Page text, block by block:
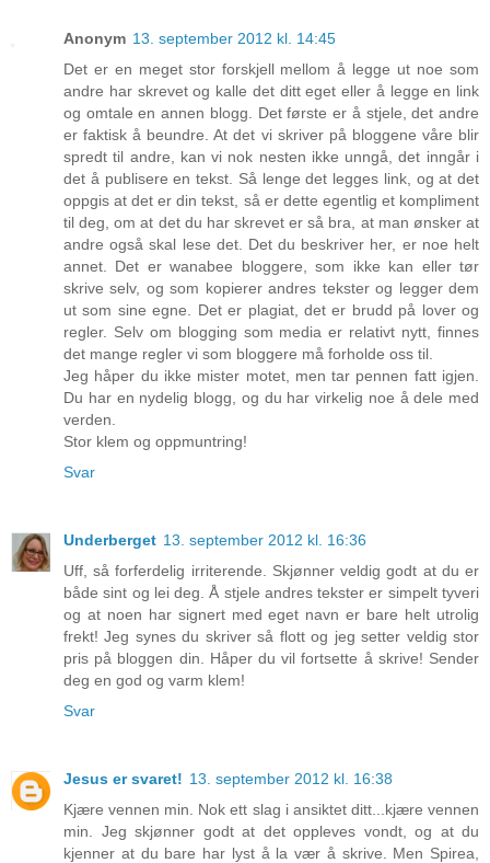
Anonym 13. september 2012 kl. 14:45
Det er en meget stor forskjell mellom å legge ut noe som
andre har skrevet og kalle det ditt eget eller å legge en link
og omtale en annen blogg. Det første er å stjele, det andre
er faktisk å beundre. At det vi skriver på bloggene våre blir
spredt til andre, kan vi nok nesten ikke unngå, det inngår i
det å publisere en tekst. Så lenge det legges link, og at det
oppgis at det er din tekst, så er dette egentlig et kompliment
til deg, om at det du har skrevet er så bra, at man ønsker at
andre også skal lese det. Det du beskriver her, er noe helt
annet. Det er wanabee bloggere, som ikke kan eller tør
skrive selv, og som kopierer andres tekster og legger dem
ut som sine egne. Det er plagiat, det er brudd på lover og
regler. Selv om blogging som media er relativt nytt, finnes
det mange regler vi som bloggere må forholde oss til.
Jeg håper du ikke mister motet, men tar pennen fatt igjen.
Du har en nydelig blogg, og du har virkelig noe å dele med
verden.
Stor klem og oppmuntring!
Svar
Underberget 13. september 2012 kl. 16:36
Uff, så forferdelig irriterende. Skjønner veldig godt at du er
både sint og lei deg. Å stjele andres tekster er simpelt tyveri
og at noen har signert med eget navn er bare helt utrolig
frekt! Jeg synes du skriver så flott og jeg setter veldig stor
pris på bloggen din. Håper du vil fortsette å skrive! Sender
deg en god og varm klem!
Svar
Jesus er svaret! 13. september 2012 kl. 16:38
Kjære vennen min. Nok ett slag i ansiktet ditt...kjære vennen
min. Jeg skjønner godt at det oppleves vondt, og at du
kjenner at du bare har lyst å la vær å skrive. Men Spirea,